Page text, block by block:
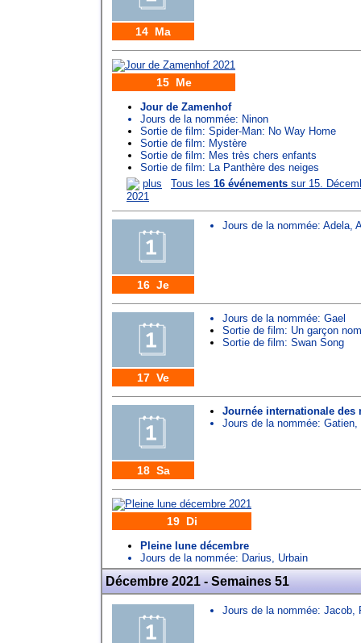
14 Ma
15 Me
Jour de Zamenhof
Jours de la nommée: Ninon
Sortie de film: Spider-Man: No Way Home
Sortie de film: Mystère
Sortie de film: Mes très chers enfants
Sortie de film: La Panthère des neiges
plus
Tous les 16 événements sur 15.
2021
16 Je
Jours de la nommée: Adela,
17 Ve
Jours de la nommée: Gael
Sortie de film: Un garçon
Sortie de film: Swan Song
18 Sa
Journée internationale des
Jours de la nommée: Gatien,
19 Di
Pleine lune décembre
Jours de la nommée: Darius, Urbain
Décembre 2021 - Semaines 51
Jours de la nommée: Jacob,